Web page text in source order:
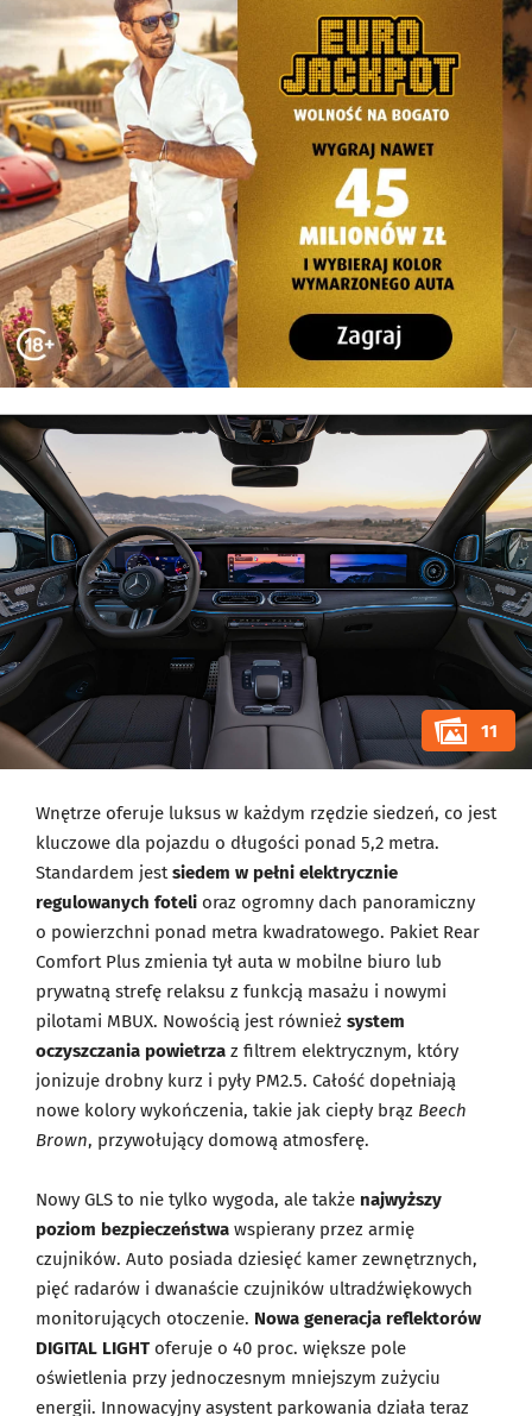
11
Wnętrze oferuje luksus w każdym rzędzie siedzeń, co jest
kluczowe dla pojazdu o długości ponad 5,2 metra.
Standardem jestsiedem w pełni elektrycznie
regulowanych foteli oraz ogromny dach panoramiczny
o powierzchni ponad metra kwadratowego. Pakiet Rear
Comfort Plus zmienia tył auta w mobilne biuro lub
prywatną strefę relaksu z funkcją masażu i nowymi
pilotami MBUX. Nowością jest również system
oczyszczania powietrza z filtrem elektrycznym, który
jonizuje drobny kurz i pyły PM2.5. Całość dopełniają
nowe kolory wykończenia, takie jak ciepły brąz Beech
Brown, przywołujący domową atmosferę.
Nowy GLS to nie tylko wygoda, ale także najwyższy
poziom bezpieczeństwa wspierany przez armię
czujników. Auto posiada dziesięć kamer zewnętrznych,
pięć radarów i dwanaście czujników ultradźwiękowych
monitorujących otoczenie. Nowa generacja reflektorów
DIGITAL LIGHT oferuje o 40 proc. większe pole
oświetlenia przy jednoczesnym mniejszym zużyciu
energii. Innowacyjny asystent parkowania działa teraz